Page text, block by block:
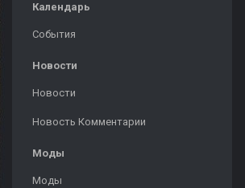
Календарь
События
Новости
Новости
Новость Комментарии
Моды
Моды